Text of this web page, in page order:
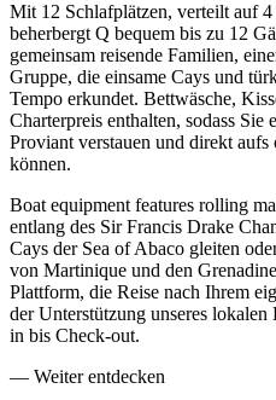
Mit 12 Schlafplätzen, verteilt auf
beherbergt Q bequem bis zu 12
gemeinsam reisende Familien,
Gruppe, die einsame Cays und
Tempo erkundet. Bettwäsche,
Charterpreis enthalten, sodass
Proviant verstauen und direkt aufs
können.
Boat equipment features rolling
entlang des Sir Francis Drake
Cays der Sea of Abaco gleiten
von Martinique und den
Plattform, die Reise nach Ihrem
der Unterstützung unseres
in bis Check-out.
— Weiter entdecken